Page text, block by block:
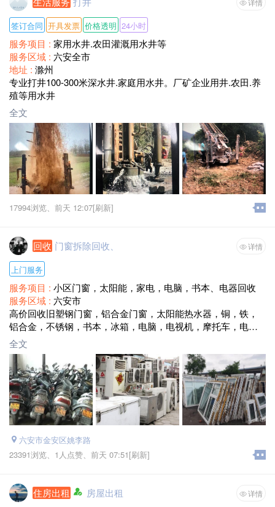
详情
签订合同 开具发票 价格透明 24小时
服务项目 : 家用水井.农田灌溉用水井等
服务区域 : 六安全市
地址 : 滁州
专业打井100-300米深水井.家庭用水井。厂矿企业用井.农田.养
殖等用水井
全文
17994浏览、 前天 12:07[刷新]
回收 门窗拆除回收、 详情
上门服务
服务项目 : 小区门窗，太阳能，家电，电脑，书本、电器回收
服务区域 : 六安市
高价回收旧塑钢门窗，铝合金门窗，太阳能热水器，铜，铁，
铝合金，不锈钢，书本，冰箱，电脑，电视机，摩托车，电瓶
车，废旧机械设备
全文
六安市金安区姚李路
23391浏览、 1人点赞、 前天 07:51[刷新]
住房出租 房屋出租 详情